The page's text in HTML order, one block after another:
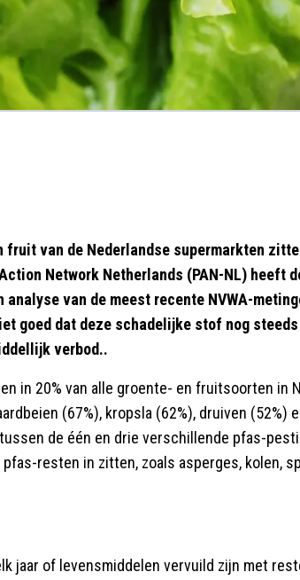
fruit van de Nederlandse supermarkten
Network Netherlands (PAN-NL) heeft
analyse van de meest recente NVWA-
goed dat deze schadelijke stof nog
verbod..
in 20% van alle groente- en fruitsoorten in
(67%), kropsla (62%), druiven (52%)
de één en drie verschillende pfas-
resten in zitten, zoals asperges, kolen,
jaar of levensmiddelen vervuild zijn met